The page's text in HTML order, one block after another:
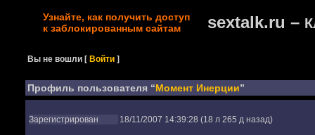
Узнайте, как получить доступ
к заблокированным сайтам
sextalk.ru –
Вы не вошли [Войти ]
Профиль пользователя “Момент Инерции”
Зарегистрирован 18/11/2007 14:39:28 (18 л 265 д назад)